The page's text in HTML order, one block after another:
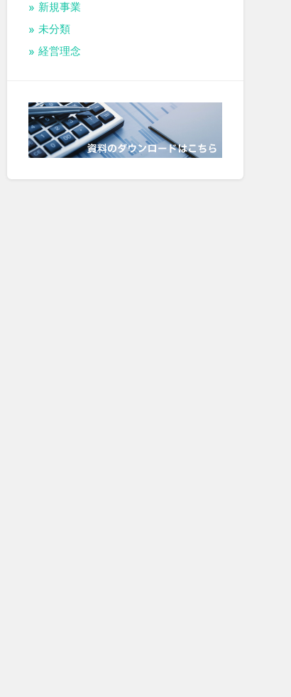
新規事業
未分類
経営理念